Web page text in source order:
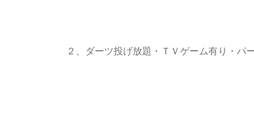
２、ダーツ投げ放題・ＴＶゲーム有り・パ